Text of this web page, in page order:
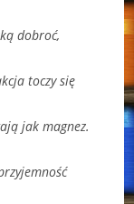
dobroć,
toczy się
jak magnez.